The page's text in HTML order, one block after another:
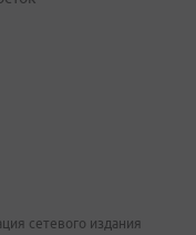
сетевого издания